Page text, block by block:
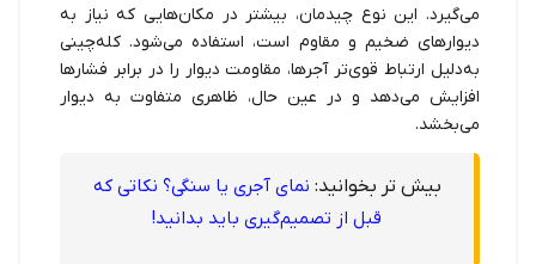
می‌گیرد. این نوع چیدمان، بیشتر در مکان‌هایی که نیاز به
دیوارهای ضخیم و مقاوم است، استفاده می‌شود. کله‌چینی
به‌دلیل ارتباط قوی‌تر آجرها، مقاومت دیوار را در برابر فشارها
افزایش می‌دهد و در عین حال، ظاهری متفاوت به دیوار
می‌بخشد.
بیش تر بخوانید: نمای آجری یا سنگی؟ نکاتی که
قبل از تصمیم‌گیری باید بدانید!